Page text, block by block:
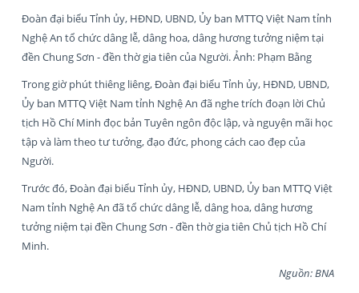
Đoàn đại biểu Tỉnh ủy, HĐND, UBND, Ủy ban MTTQ Việt Nam tỉnh
Nghệ An tổ chức dâng lễ, dâng hoa, dâng hương tưởng niệm tại
đền Chung Sơn - đền thờ gia tiên của Người. Ảnh: Phạm Bằng
Trong giờ phút thiêng liêng, Đoàn đại biểu Tỉnh ủy, HĐND, UBND,
Ủy ban MTTQ Việt Nam tỉnh Nghệ An đã nghe trích đoạn lời Chủ
tịch Hồ Chí Minh đọc bản Tuyên ngôn độc lập, và nguyện mãi học
tập và làm theo tư tưởng, đạo đức, phong cách cao đẹp của
Người.
Trước đó, Đoàn đại biểu Tỉnh ủy, HĐND, UBND, Ủy ban MTTQ Việt
Nam tỉnh Nghệ An đã tổ chức dâng lễ, dâng hoa, dâng hương
tưởng niệm tại đền Chung Sơn - đền thờ gia tiên Chủ tịch Hồ Chí
Minh.
Nguồn: BNA